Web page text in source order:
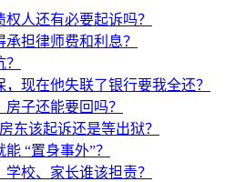
人还有必要起诉吗？
担律师费和利息？
现在他失联了银行要我全还？
子还能要回吗？
东该起诉还是等出狱？
“置身事外”？
校、家长谁该担责？